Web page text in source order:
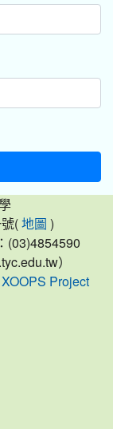
( 地圖 )
(03)4854590
）
Project